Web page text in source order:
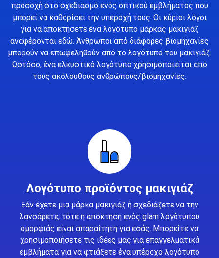
προσοχή στο σχεδιασμό ενός οπτικού εμβλήματος που
μπορεί να καθορίσει την υπεροχή τους. Οι κύριοι λόγοι
για να αποκτήσετε ένα λογότυπο μάρκας μακιγιάζ
αναφέρονται εδώ. Άνθρωποι από διάφορες βιομηχανίες
μπορούν να επωφεληθούν από το λογότυπο του μακιγιάζ.
Ωστόσο, ένα ελκυστικό λογότυπο χρησιμοποιείται από
τους ακόλουθους ανθρώπους/βιομηχανίες.
Λογότυπο προϊόντος μακιγιάζ
Εάν έχετε μια μάρκα μακιγιάζ ή σχεδιάζετε να την
λανσάρετε, τότε η απόκτηση ενός glam λογότυπου
ομορφιάς είναι απαραίτητη για εσάς. Μπορείτε να
χρησιμοποιήσετε τις ιδέες μας για επαγγελματικά
εμβλήματα για να φτιάξετε ένα υπέροχο λογότυπο